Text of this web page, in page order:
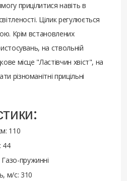
прицілитися навіть в
Цілик регулюється
Крім встановлених
на ствольній
місце "Ластівчин хвіст", на
різноманітні прицільні
110
44
пружинні
м/с: 310